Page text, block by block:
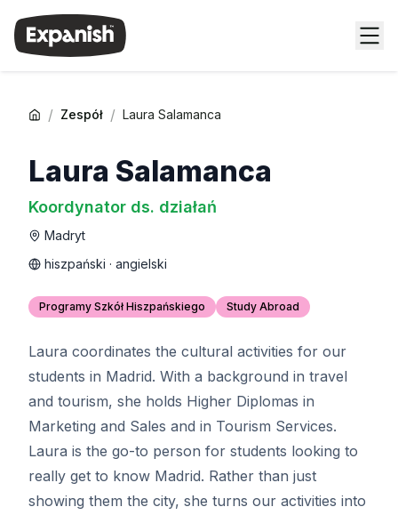
/ Zespół / Laura Salamanca
Laura Salamanca
Koordynator ds. działań
Madryt
hiszpański · angielski
Programy Szkół Hiszpańskiego Study Abroad
Laura coordinates the cultural activities for our
students in Madrid. With a background in travel
and tourism, she holds Higher Diplomas in
Marketing and Sales and in Tourism Services.
Laura is the go-to person for students looking to
really get to know Madrid. Rather than just
showing them the city, she turns our activities into